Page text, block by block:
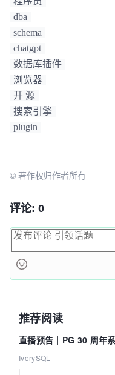
dba
schema
chatgpt
数据库插件
浏览器
开 源
搜索引擎
plugin
© 著作权归作者所有
评论: 0
推荐阅读
直播预告｜PG 30 周年
核——我们改得动吗？我
IvorySQL